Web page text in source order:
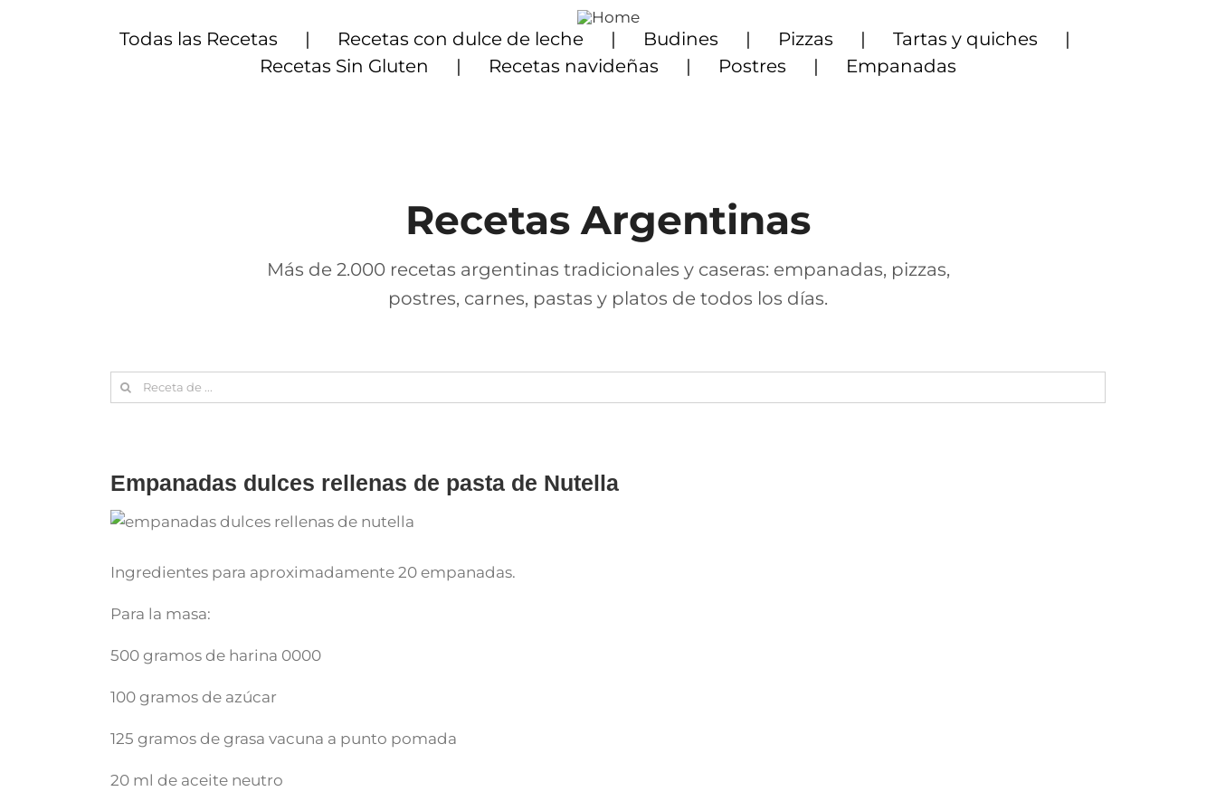
Todas las Recetas Recetas con dulce de leche Budines Pizzas
Tartas y quiches
Recetas Sin Gluten
Recetas navideñas Postres Empanadas
Recetas Argentinas
Más de 2.000 recetas argentinas tradicionales y caseras: empanadas, pizzas,
postres, carnes, pastas y platos de todos los días.
Search
for:
Empanadas dulces rellenas de pasta de Nutella
Ingredientes para aproximadamente 20 empanadas.
Para la masa:
500 gramos de harina 0000
100 gramos de azúcar
125 gramos de grasa vacuna a punto pomada
20 ml de aceite neutro